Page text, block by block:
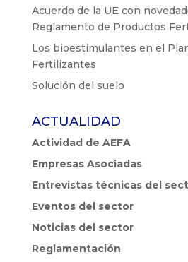
Acuerdo de la UE con
Reglamento de Productos
Los bioestimulantes en el
Fertilizantes
Solución del suelo
ACTUALIDAD
Actividad de AEFA
Empresas Asociadas
Entrevistas técnicas del
Eventos del sector
Noticias del sector
Reglamentación